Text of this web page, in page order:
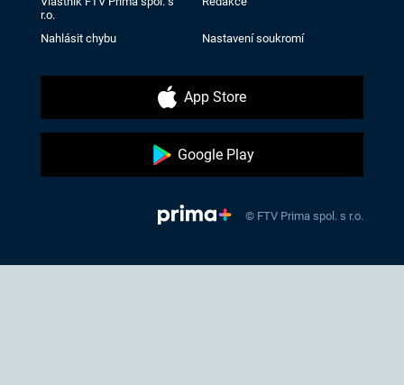
r.o.
Nahlásit chybu Nastavení soukromí
App Store
Google Play
© FTV Prima spol. s r.o.